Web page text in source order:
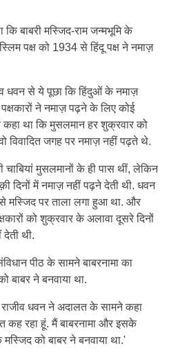
कि बाबरी मस्जिद-राम जन्मभूमि के
पक्ष को 1934 से हिंदू पक्ष ने नमाज़
धवन से ये पूछा कि हिंदुओं के नमाज़
ने नमाज़ पढ़ने के लिए कोई
कहा था कि मुसलमान हर शुक्रवार को
विवादित जगह पर नमाज़ नहीं पढ़ते थे.
मुसलमानों के ही पास थीं, लेकिन
दिनों में नमाज़ नहीं पढ़ने देती थी. धवन
मस्जिद पर ताला लगा हुआ था. और
को शुक्रवार के अलावा दूसरे दिनों
थी.
पीठ के सामने बाबरनामा का
बाबर ने बनवाया था.
राजीव धवन ने अदालत के सामने कहा
कह रहा हूं. मैं बाबरनामा और इसके
को बाबर ने बनवाया था.'